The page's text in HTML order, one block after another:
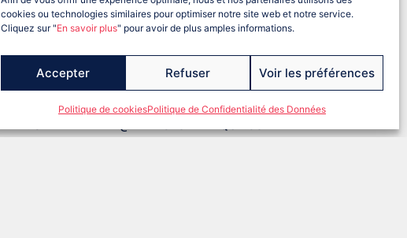
cookies ou technologies similaires pour optimiser notre site web et notre service.
Cliquez sur "En savoir plus" pour avoir de plus amples informations.
Accepter Refuser Voir les préférences
Politique de cookiesPolitique de Confidentialité des Données